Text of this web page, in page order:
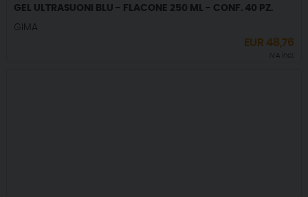
GEL ULTRASUONI BLU - FLACONE 250 ML - CONF. 40 PZ.
GIMA
EUR 48,76
IVA incl.